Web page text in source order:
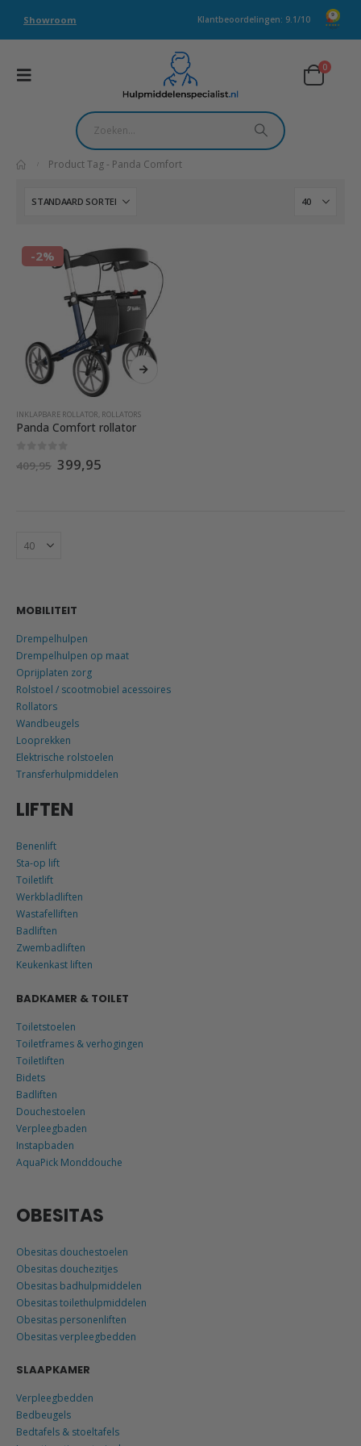
Showroom Klantbeoordelingen: 9.1/10
0
Product Tag - Panda Comfort
-2%
Dit
product
variaties.
INKLAPBARE ROLLATOR ROLLATORS
Panda Comfort rollator
out of 5
409,95 399,95
MOBILITEIT
Drempelhulpen
Drempelhulpen op maat
Oprijplaten zorg
Rolstoel / scootmobiel acessoires
Rollators
Wandbeugels
Looprekken
Elektrische rolstoelen
Transferhulpmiddelen
LIFTEN
Benenlift
Sta-op lift
Toiletlift
Werkbladliften
Wastafelliften
Badliften
Zwembadliften
Keukenkast liften
BADKAMER & TOILET
Toiletstoelen
Toiletframes & verhogingen
Toiletliften
Bidets
Badliften
Douchestoelen
Verpleegbaden
Instapbaden
AquaPick Monddouche
OBESITAS
Obesitas douchestoelen
Obesitas douchezitjes
Obesitas badhulpmiddelen
Obesitas toilethulpmiddelen
Obesitas personenliften
Obesitas verpleegbedden
SLAAPKAMER
Verpleegbedden
Bedbeugels
Bedtafels & stoeltafels